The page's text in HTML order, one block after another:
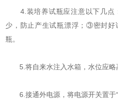
4.装培养试瓶应注意以下几点
少，防止产生试瓶漂浮；③密封好
瓶。
5.将自来水注入水箱，水位应略
6.接通外电源，将电源开关置于“